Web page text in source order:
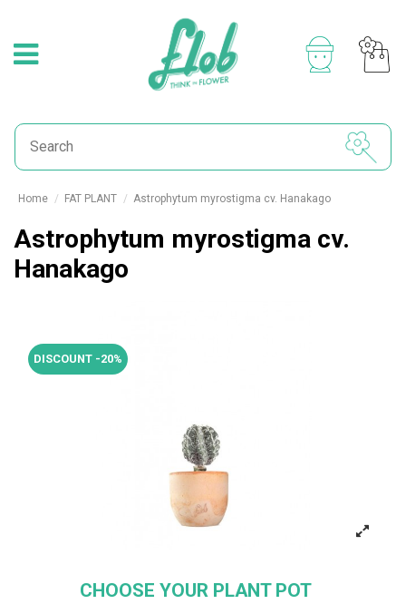
Home FAT PLANT Astrophytum myrostigma cv. Hanakago
Astrophytum myrostigma cv.
Hanakago
DISCOUNT -20%
CHOOSE YOUR PLANT POT